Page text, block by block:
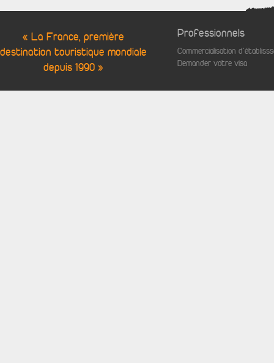
« La France, première
destination touristique mondiale
depuis 1990 »
Professionnels
Commercialisation
Demander votre visa